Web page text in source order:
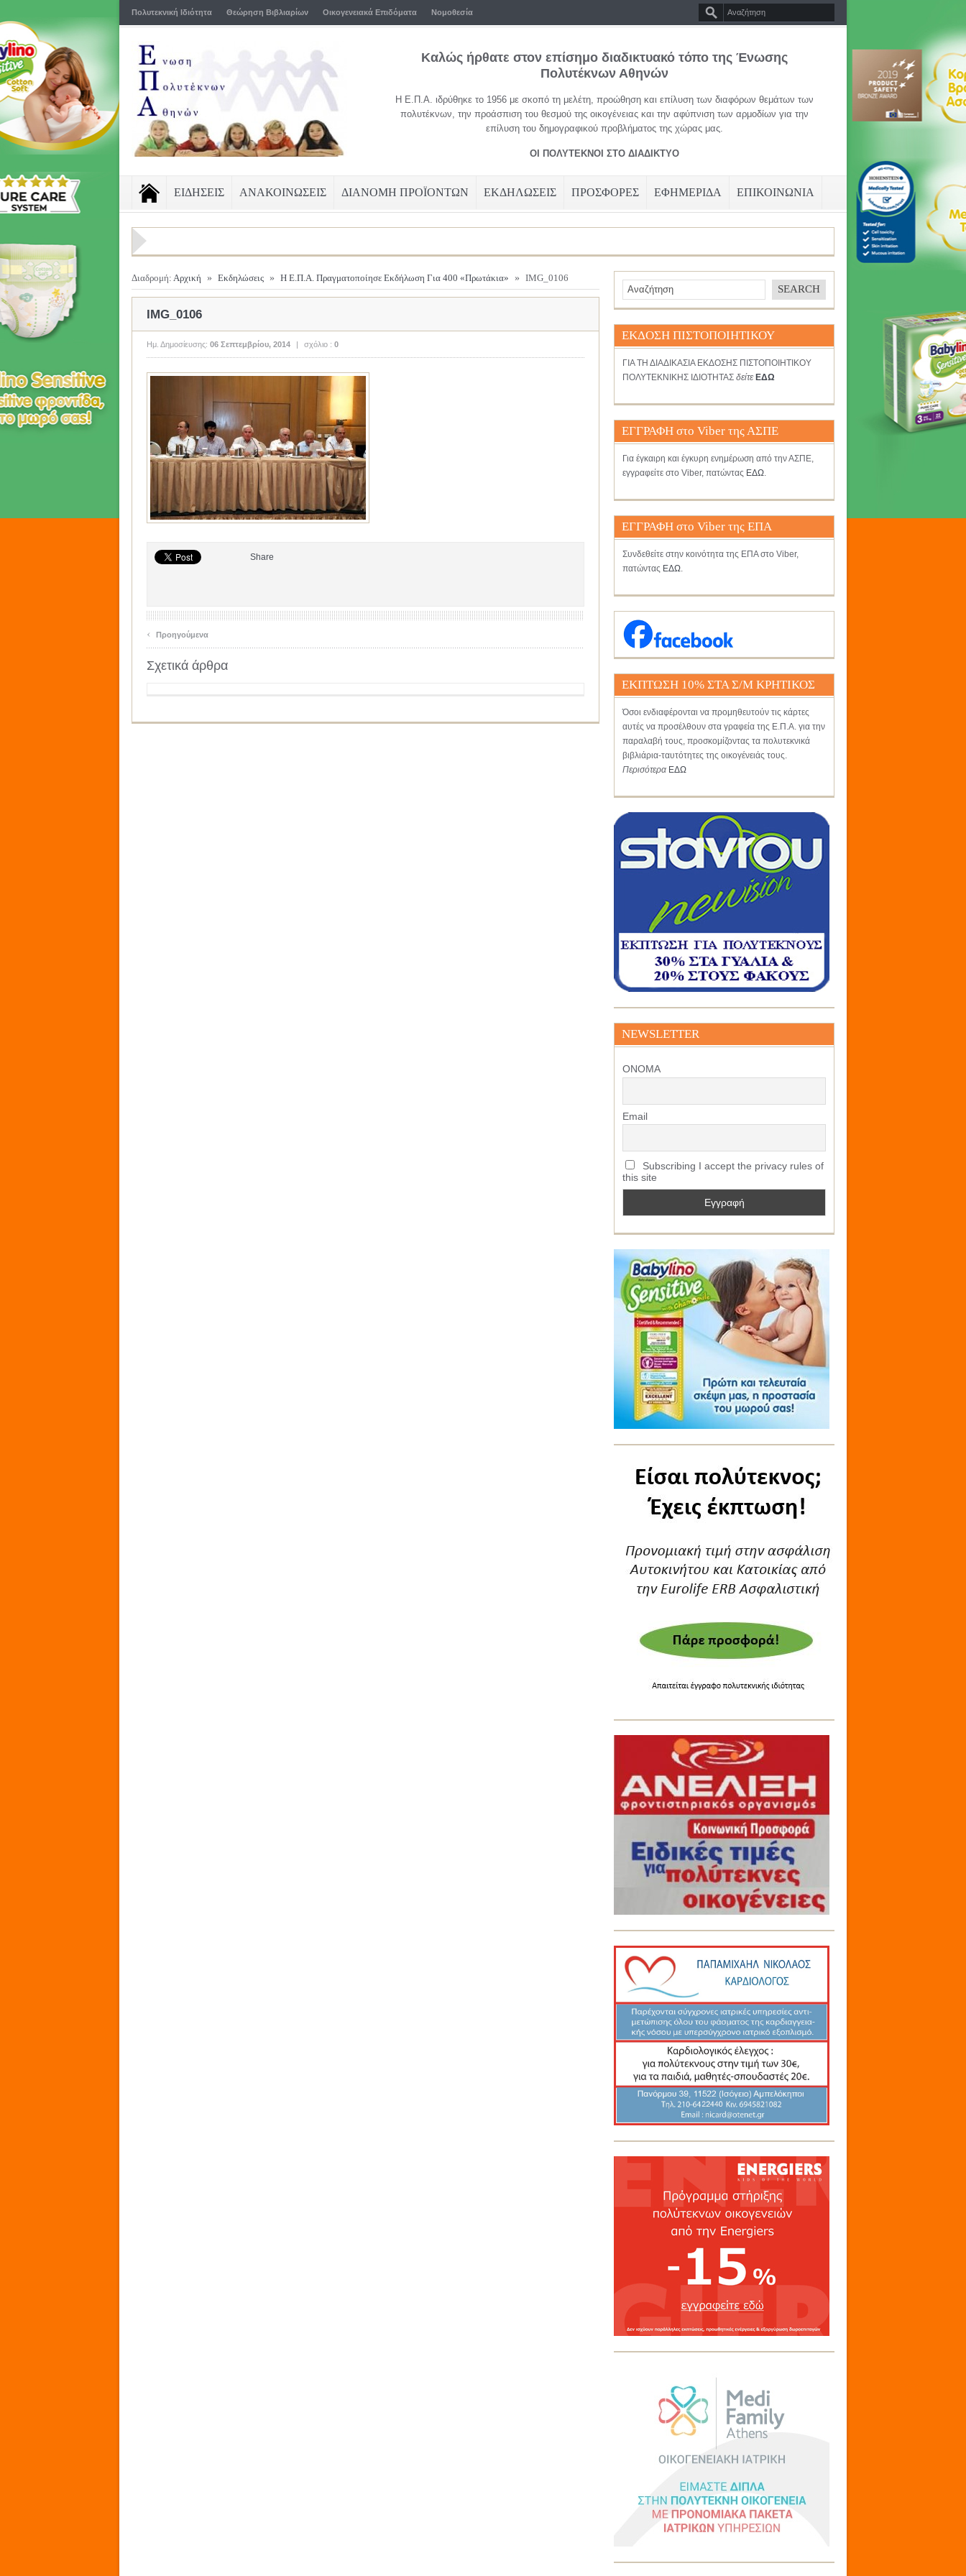
Πολυτεκνική Ιδιότητα Θεώρηση Βιβλιαρίων Οικογενειακά Επιδόματα Νομοθεσία
Καλώς ήρθατε στον επίσημο διαδικτυακό τόπο της Ένωσης
Πολυτέκνων Αθηνών
Η Ε.Π.Α. ιδρύθηκε το 1956 με σκοπό τη μελέτη, προώθηση και επίλυση των διαφόρων θεμάτων των
πολυτέκνων, την προάσπιση του θεσμού της οικογένειας και την αφύπνιση των αρμοδίων για την
επίλυση του δημογραφικού προβλήματος της χώρας μας.
ΟΙ ΠΟΛΥΤΕΚΝΟΙ ΣΤΟ ΔΙΑΔΙΚΤΥΟ
ΕΙΔΗΣΕΙΣ ΑΝΑΚΟΙΝΩΣΕΙΣ ΔΙΑΝΟΜΗ ΠΡΟΪΟΝΤΩΝ ΕΚΔΗΛΩΣΕΙΣ ΠΡΟΣΦΟΡΕΣ ΕΦΗΜΕΡΙΔΑ ΕΠΙΚΟΙΝΩΝΙΑ
Διαδρομή: Αρχική » Εκδηλώσεις » Η Ε.Π.Α. Πραγματοποίησε Εκδήλωση Για 400 «Πρωτάκια» » IMG_0106
IMG_0106
Ημ. Δημοσίευσης: 06 Σεπτεμβρίου, 2014 | σχόλιο : 0
Share
‹ Προηγούμενα
Σχετικά άρθρα
ΕΚΔΟΣΗ ΠΙΣΤΟΠΟΙΗΤΙΚΟΥ
ΓΙΑ ΤΗ ΔΙΑΔΙΚΑΣΙΑ ΕΚΔΟΣΗΣ ΠΙΣΤΟΠΟΙΗΤΙΚΟΥ
ΠΟΛΥΤΕΚΝΙΚΗΣ ΙΔΙΟΤΗΤΑΣ δείτε ΕΔΩ
ΕΓΓΡΑΦΗ στο Viber της ΑΣΠΕ
Για έγκαιρη και έγκυρη ενημέρωση από την ΑΣΠΕ,
εγγραφείτε στο Viber, πατώντας ΕΔΩ.
ΕΓΓΡΑΦΗ στο Viber της ΕΠΑ
Συνδεθείτε στην κοινότητα της ΕΠΑ στο Viber,
πατώντας ΕΔΩ.
ΕΚΠΤΩΣΗ 10% ΣΤΑ Σ/Μ ΚΡΗΤΙΚΟΣ
Όσοι ενδιαφέρονται να προμηθευτούν τις κάρτες
αυτές να προσέλθουν στα γραφεία της Ε.Π.Α. για την
παραλαβή τους, προσκομίζοντας τα πολυτεκνικά
βιβλιάρια-ταυτότητες της οικογένειάς τους.
Περισότερα ΕΔΩ
NEWSLETTER
ΟΝΟΜΑ
Email
Subscribing I accept the privacy rules of
this site